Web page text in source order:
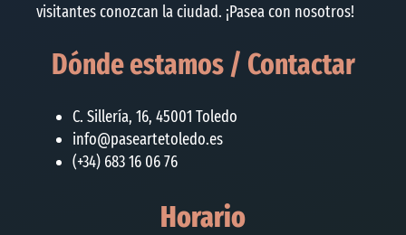
visitantes conozcan la ciudad. ¡Pasea con nosotros!
Dónde estamos / Contactar
C. Sillería, 16, 45001 Toledo
info@paseartetoledo.es
(+34) 683 16 06 76
Horario